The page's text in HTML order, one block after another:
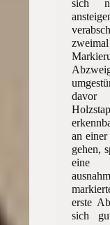
sich
an
gehen,
eine
erste
sich